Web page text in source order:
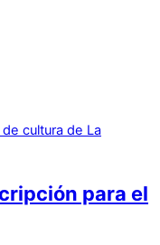
para el